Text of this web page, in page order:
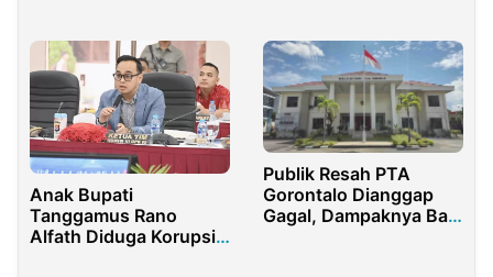
Anak Bupati
Tanggamus Rano
Alfath Diduga Korupsi
Publik Resah PTA
Gorontalo Dianggap
Gagal, Dampaknya Bagi